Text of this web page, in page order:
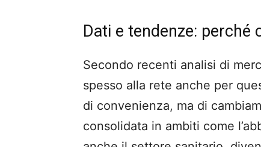
Dati e tendenze: perché
Secondo recenti analisi di
spesso alla rete anche per
di convenienza, ma di
consolidata in ambiti come